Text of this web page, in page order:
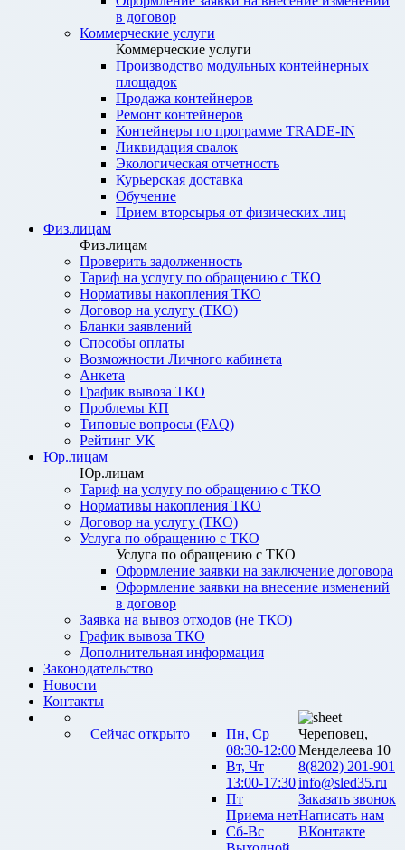
в договор
Коммерческие услуги
Коммерческие услуги
Производство модульных контейнерных
площадок
Продажа контейнеров
Ремонт контейнеров
Контейнеры по программе TRADE-IN
Ликвидация свалок
Экологическая отчетность
Курьерская доставка
Обучение
Прием вторсырья от физических лиц
Физ.лицам
Физ.лицам
Проверить задолженность
Тариф на услугу по обращению с ТКО
Нормативы накопления ТКО
Договор на услугу (ТКО)
Бланки заявлений
Способы оплаты
Возможности Личного кабинета
Анкета
График вывоза ТКО
Проблемы КП
Типовые вопросы (FAQ)
Рейтинг УК
Юр.лицам
Юр.лицам
Тариф на услугу по обращению с ТКО
Нормативы накопления ТКО
Договор на услугу (ТКО)
Услуга по обращению с ТКО
Услуга по обращению с ТКО
Оформление заявки на заключение договора
Оформление заявки на внесение изменений
в договор
Заявка на вывоз отходов (не ТКО)
График вывоза ТКО
Дополнительная информация
Законодательство
Новости
Контакты
Сейчас открыто
Пн, Ср
08:30-12:00
Вт, Чт
13:00-17:30
Пт
Приема нет
Сб-Вс
Череповец,
Менделеева 10
8(8202) 201-901
info@sled35.ru
Заказать звонок
Написать нам
ВКонтакте